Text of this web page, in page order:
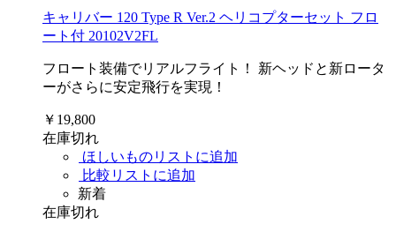
キャリバー 120 Type R Ver.2 ヘリコプターセット フロ
ート付 20102V2FL
フロート装備でリアルフライト！ 新ヘッドと新ロータ
ーがさらに安定飛行を実現！
￥19,800
在庫切れ
ほしいものリストに追加
比較リストに追加
新着
在庫切れ